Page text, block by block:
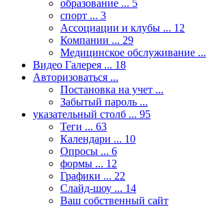
образование ... 5
спорт ... 3
Ассоциации и клубы ... 12
Компании ... 29
Медицинское обслуживание ...
Видео Галерея ... 18
Авторизоваться ...
Постановка на учет ...
Забытый пароль ...
указательный столб ... 95
Теги ... 63
Календари ... 10
Опросы ... 6
формы ... 12
Графики ... 22
Слайд-шоу ... 14
Ваш собственный сайт